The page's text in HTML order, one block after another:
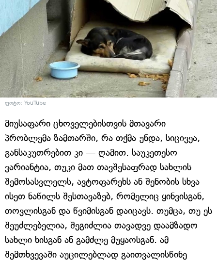
ფოტო: YouTube
მიუსაფარი ცხოველებისთვის მთავარი
პრობლემა ზამთარში, რა თქმა უნდა, სიცივეა,
განსაკუთრებით კი — ღამით. საუკეთესო
ვარიანტია, თუკი მათ თავშესაფრად სახლის
შემოსასვლელს, ავტოფარეხს ან შენობის სხვა
ისეთ ნაწილს შესთავაზებ, რომელიც ყინვისგან,
თოვლისგან და წვიმისგან დაიცავს. თუმცა, თუ ეს
შეუძლებელია, შეგიძლია თავადვე დაამზადო
სახლი ხისგან ან გამძლე მუყაოსგან. ამ
შემთხვევაში აუცილებლად გაითვალისწინე